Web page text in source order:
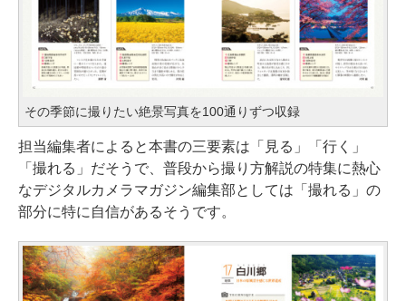
その季節に撮りたい絶景写真を100通りずつ収録
担当編集者によると本書の三要素は「見る」「行く」
「撮れる」だそうで、普段から撮り方解説の特集に熱心
なデジタルカメラマガジン編集部としては「撮れる」の
部分に特に自信があるそうです。